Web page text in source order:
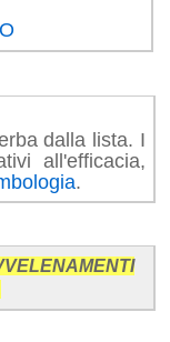
dalla lista. I
all'efficacia,
.